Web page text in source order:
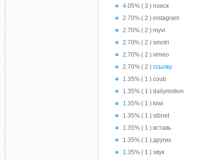
4.05% ( 3 ) поиск
2.70% ( 2 ) instagram
2.70% ( 2 ) myvi
2.70% ( 2 ) smotri
2.70% ( 2 ) vimeo
2.70% ( 2 ) ссылку
1.35% ( 1 ) coub
1.35% ( 1 ) dailymotion
1.35% ( 1 ) kiwi
1.35% ( 1 ) sibnet
1.35% ( 1 ) вставь
1.35% ( 1 ) других
1.35% ( 1 ) звук